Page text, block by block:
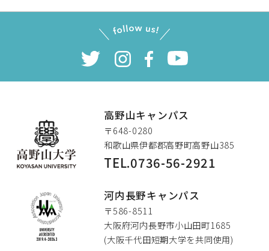
高野山キャンパス
〒648-0280
和歌山県伊都郡高野町高野山385
TEL.0736-56-2921
河内長野キャンパス
〒586-8511
大阪府河内長野市小山田町1685
(大阪千代田短期大学を共同使用)